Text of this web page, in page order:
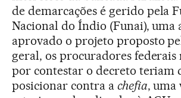
de demarcações é gerido pela
Nacional do Índio (Funai), uma
aprovado o projeto proposto
geral, os procuradores federais
por contestar o decreto teriam
posicionar contra a chefia, uma